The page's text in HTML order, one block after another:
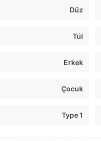
Düz
Tül
Erkek
Çocuk
Type 1